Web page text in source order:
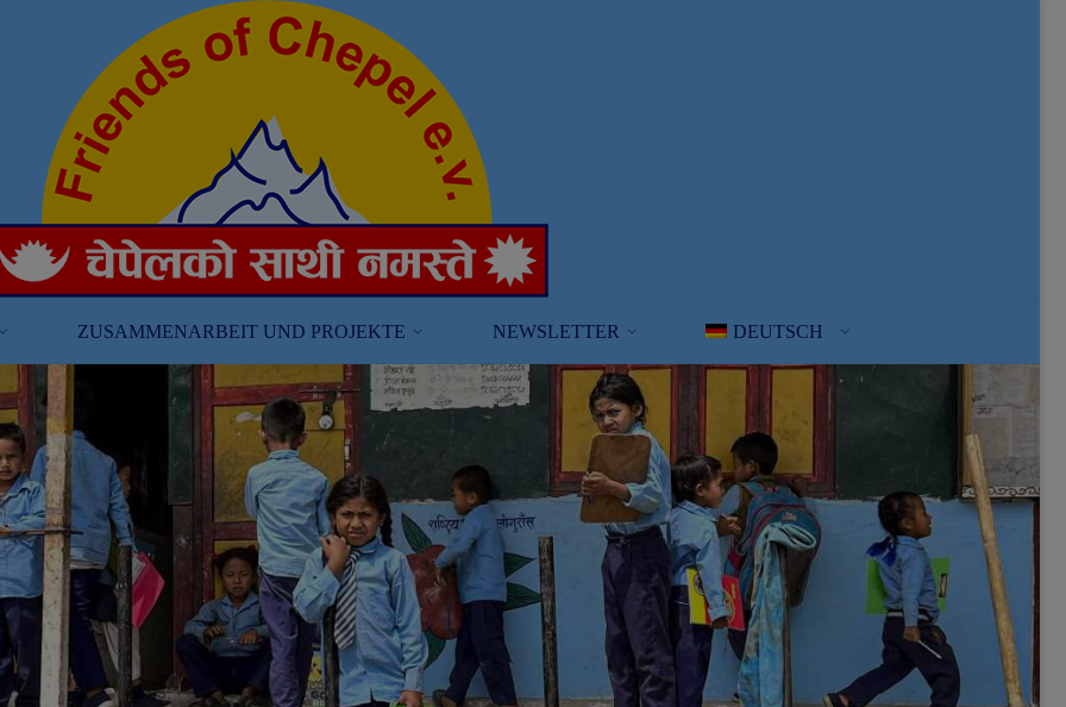
ZUSAMMENARBEIT UND PROJEKTE NEWSLETTER DEUTSCH